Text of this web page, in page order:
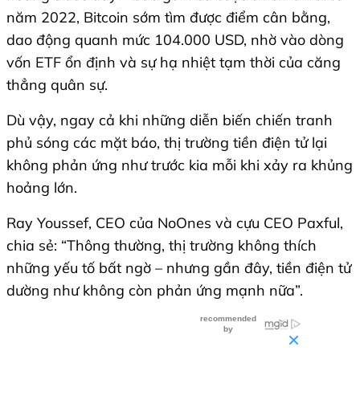
năm 2022, Bitcoin sớm tìm được điểm cân bằng,
dao động quanh mức 104.000 USD, nhờ vào dòng
vốn ETF ổn định và sự hạ nhiệt tạm thời của căng
thẳng quân sự.
Dù vậy, ngay cả khi những diễn biến chiến tranh
phủ sóng các mặt báo, thị trường tiền điện tử lại
không phản ứng như trước kia mỗi khi xảy ra khủng
hoảng lớn.
Ray Youssef, CEO của NoOnes và cựu CEO Paxful,
chia sẻ: “Thông thường, thị trường không thích
những yếu tố bất ngờ – nhưng gần đây, tiền điện tử
dường như không còn phản ứng mạnh nữa”.